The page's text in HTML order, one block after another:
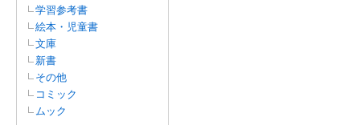
学習参考書
絵本・児童書
文庫
新書
その他
コミック
ムック